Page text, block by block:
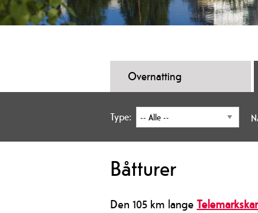
Overnatting
Type:
Båtturer
Den 105 km lange